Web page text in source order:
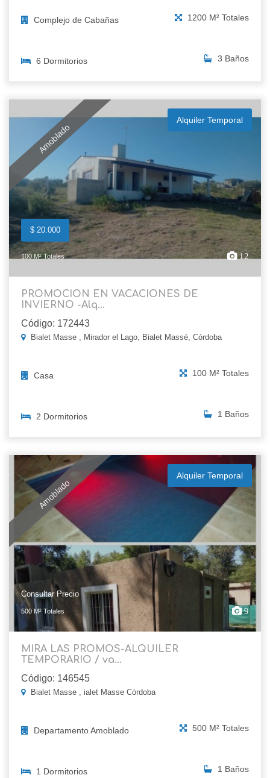
Complejo de Cabañas 1200 M² Totales
6 Dormitorios 3 Baños
Amoblado
Alquiler Temporal
$ 20.000
100 M² Totales 12
PROMOCION EN VACACIONES DE
INVIERNO -Alq...
Código: 172443
Bialet Masse , Mirador el Lago, Bialet Massé, Córdoba
Casa 100 M² Totales
2 Dormitorios 1 Baños
Amoblado
Alquiler Temporal
Consultar Precio
500 M² Totales 9
MIRA LAS PROMOS-ALQUILER
TEMPORARIO / va...
Código: 146545
Bialet Masse , ialet Masse Córdoba
Departamento Amoblado 500 M² Totales
1 Dormitorios 1 Baños